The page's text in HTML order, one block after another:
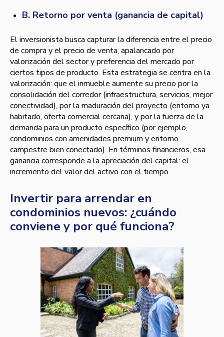
B. Retorno por venta (ganancia de capital)
El inversionista busca capturar la diferencia entre el precio
de compra y el precio de venta, apalancado por
valorización del sector y preferencia del mercado por
ciertos tipos de producto. Esta estrategia se centra en la
valorización: que el inmueble aumente su precio por la
consolidación del corredor (infraestructura, servicios, mejor
conectividad), por la maduración del proyecto (entorno ya
habitado, oferta comercial cercana), y por la fuerza de la
demanda para un producto específico (por ejemplo,
condominios con amenidades premium y entorno
campestre bien conectado). En términos financieros, esa
ganancia corresponde a la apreciación del capital: el
incremento del valor del activo con el tiempo.
Invertir para arrendar en
condominios nuevos: ¿cuándo
conviene y por qué funciona?